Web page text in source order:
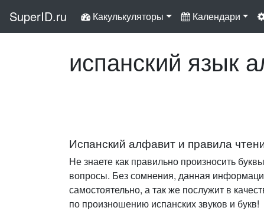
SuperID.ru Какулькуляторы Календари
испанский язык
Испанский алфавит и правила
Не знаете как правильно произносить
вопросы. Без сомнения, данная
самостоятельно, а так же послужит в
по произношению испанских звуков и букв!